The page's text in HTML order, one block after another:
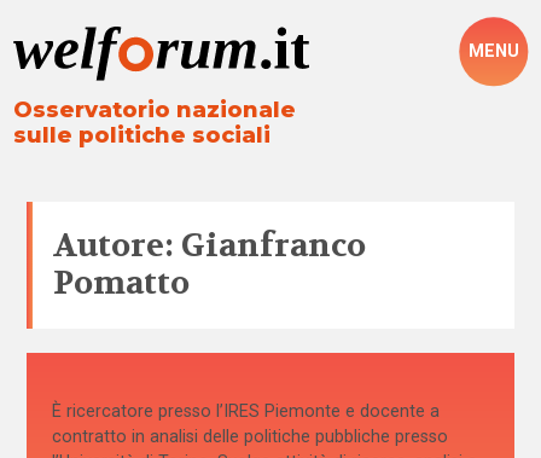
Osservatorio nazionale
sulle politiche sociali
MENU
Autore: Gianfranco
Pomatto
È ricercatore presso l’IRES Piemonte e docente a
contratto in analisi delle politiche pubbliche presso